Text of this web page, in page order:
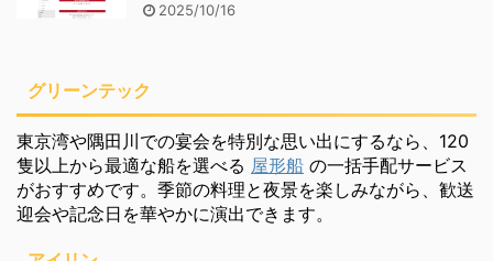
2025/10/16
グリーンテック
東京湾や隅田川での宴会を特別な思い出にするなら、120
隻以上から最適な船を選べる 屋形船 の一括手配サービス
がおすすめです。季節の料理と夜景を楽しみながら、歓送
迎会や記念日を華やかに演出できます。